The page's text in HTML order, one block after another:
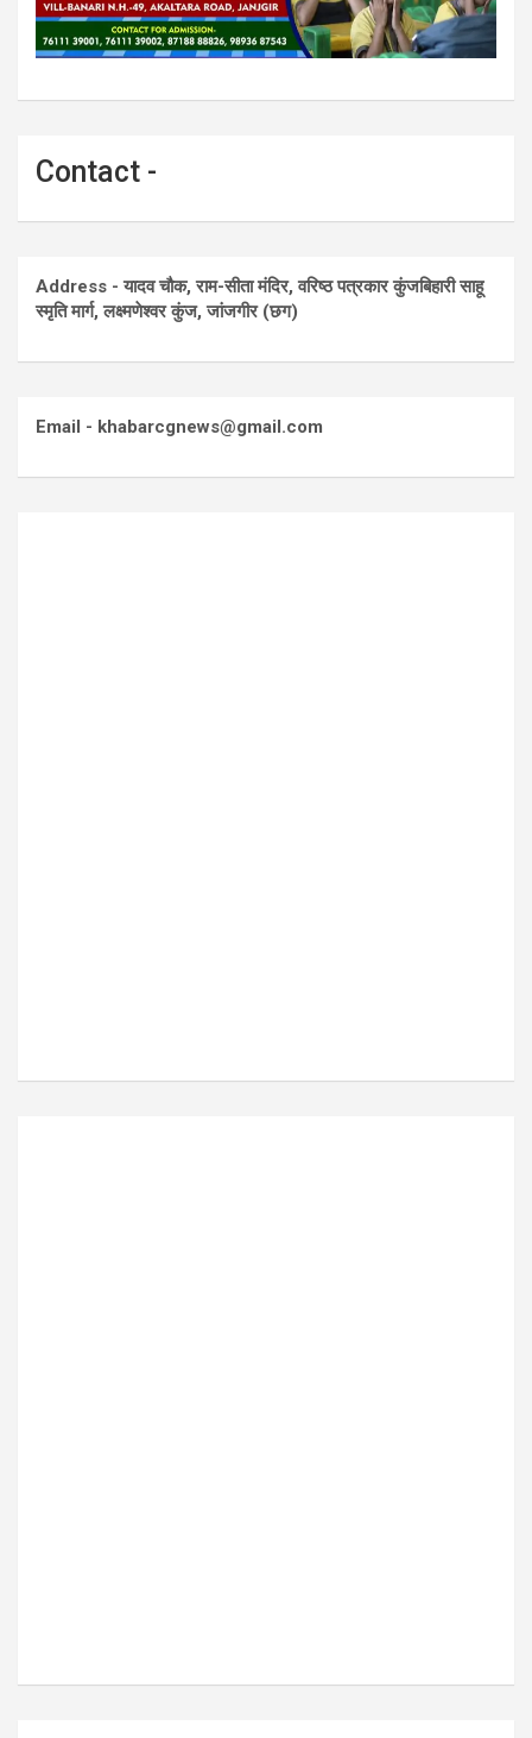
Contact -
Address - यादव चौक, राम-सीता मंदिर, वरिष्ठ पत्रकार कुंजबिहारी साहू
स्मृति मार्ग, लक्ष्मणेश्वर कुंज, जांजगीर (छग)
Email - khabarcgnews@gmail.com